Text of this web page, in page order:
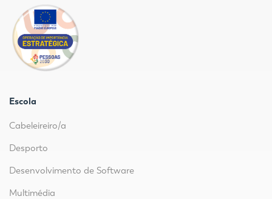
Escola
Cabeleireiro/a
Desporto
Desenvolvimento de Software
Multimédia